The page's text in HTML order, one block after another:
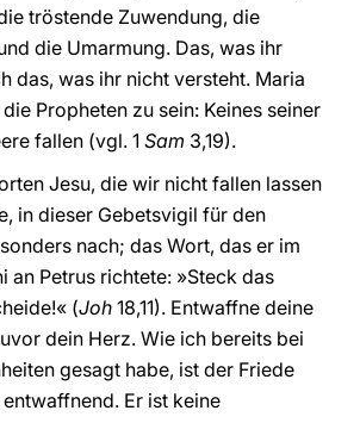
tröstende Zuwendung, die
die Umarmung. Das, was ihr
das, was ihr nicht versteht. Maria
Propheten zu sein: Keines seiner
fallen (vgl. 1 Sam 3,19).
Jesu, die wir nicht fallen lassen
in dieser Gebetsvigil für den
nach; das Wort, das er im
an Petrus richtete: »Steck das
(Joh 18,11). Entwaffne deine
dein Herz. Wie ich bereits bei
gesagt habe, ist der Friede
Er ist keine